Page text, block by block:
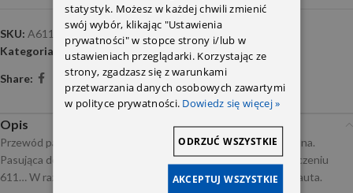
SKU: A6110783781
Kategoria:
Accessories
Share:
Opis
Przewód paliwowy gumowy Mercedes Om611. Część oryginalna.
Pasująca do modeli Mercedesa wyposażonych w silnik o oznaczeniu
611… W razie wątpliwości prosimy o kontakt i podanie nr. Vin auta.
statystyk. Możesz w każdej chwili zmienić
swój wybór, klikając "Ustawienia
prywatności" w stopce strony i/lub w
ustawieniach przeglądarki. Korzystając ze
strony, zgadzasz się z warunkami
przetwarzania danych osobowych zawartymi
w polityce prywatności. Dowiedz się więcej »
AKCEPTUJ WSZYSTKIE
ODRZUĆ WSZYSTKIE